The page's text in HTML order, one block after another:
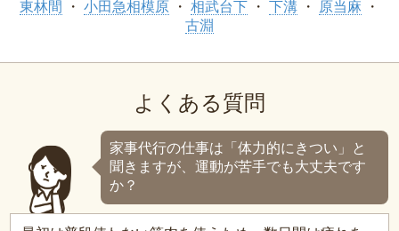
東林間 小田急相模原 相武台下 下溝
原当麻
古淵
よくある質問
家事代行の仕事は「体力的にきつい」と
聞きますが、運動が苦手でも大丈夫です
か？